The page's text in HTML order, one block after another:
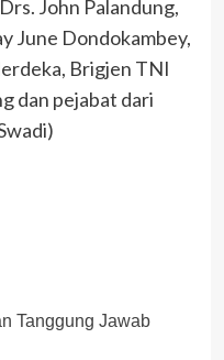
John Palandung,
June Dondokambey,
Brigjen TNI
dan pejabat dari
Tanggung Jawab